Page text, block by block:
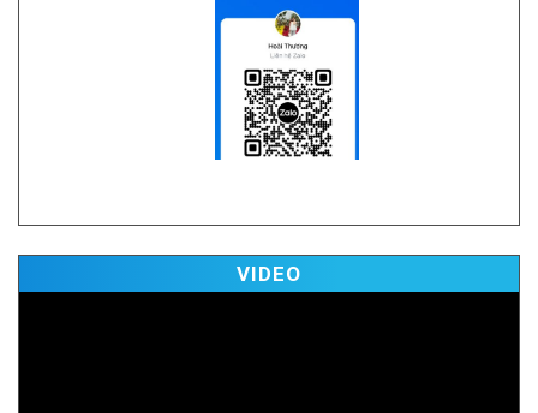
VIDEO